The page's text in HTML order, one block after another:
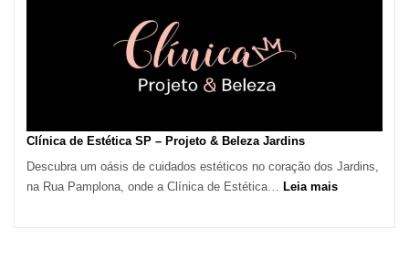
Serviços
Refrigeração
Clínica de Estética SP – Projeto & Beleza Jardins
Descubra um oásis de cuidados estéticos no coração dos Jardins,
na Rua Pamplona, onde a Clínica de Estética… Leia mais: